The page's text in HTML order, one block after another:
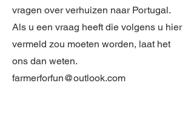
vragen over verhuizen naar Portugal.
Als u een vraag heeft die volgens u hier
vermeld zou moeten worden, laat het
ons dan weten.
farmerforfun@outlook.com